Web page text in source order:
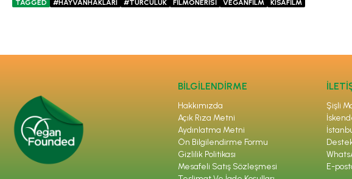
TAGGED #HAYVANHAKLARI #TÜRCÜLÜK FİLMÖNERİSİ VEGANFİLM KISAFİLM
BİLGİLENDİRME
Hakkımızda
Açık Rıza Metni
Aydınlatma Metni
Ön Bilgilendirme Formu
Gizlilik Politikası
Mesafeli Satış Sözleşmesi
Şişli
E-